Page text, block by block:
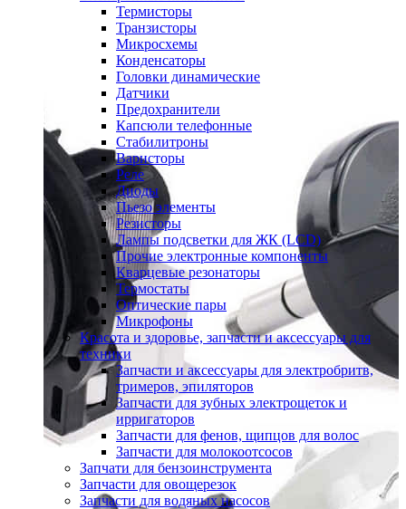
Термисторы
Транзисторы
Микросхемы
Конденсаторы
Головки динамические
Датчики
Предохранители
Капсюли телефонные
Стабилитроны
Варисторы
Реле
Диоды
Пьезо элементы
Резисторы
Лампы подсветки для ЖК (LCD)
Прочие электронные компоненты
Кварцевые резонаторы
Термостаты
Оптические пары
Микрофоны
Красота и здоровье, запчасти и аксессуары для
техники
Запчасти и аксессуары для электробритв,
тримеров, эпиляторов
Запчасти для зубных электрощеток и
ирригаторов
Запчасти для фенов, щипцов для волос
Запчасти для молокоотсосов
Запчати для бензоинструмента
Запчасти для овощерезок
Запчасти для водяных насосов